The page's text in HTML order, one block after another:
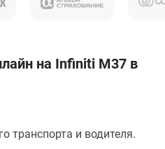
на Infiniti M37 в
транспорта и водителя.